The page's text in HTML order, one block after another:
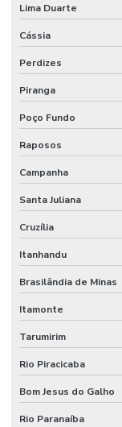
Lima Duarte
Cássia
Perdizes
Piranga
Poço Fundo
Raposos
Campanha
Santa Juliana
Cruzília
Itanhandu
Brasilândia de Minas
Itamonte
Tarumirim
Rio Piracicaba
Bom Jesus do Galho
Rio Paranaíba